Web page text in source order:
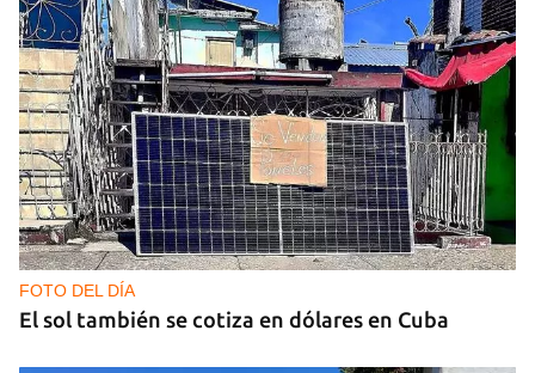
FOTO DEL DÍA
El sol también se cotiza en dólares en Cuba